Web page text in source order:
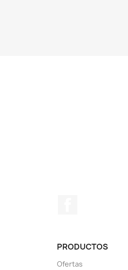
PRODUCTOS
Ofertas